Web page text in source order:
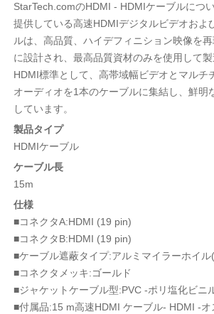
StarTech.comのHDMI - HDMIケーブルにつ
提供している高速HDMIデジタルビデオおよ
ルは、高品質、ハイデフィニション映像を
に設計され、最高品質資材のみを使用して製
HDMI標準として、高帯域幅ビデオとマルチ
オーディオを1本のケーブルに集結し、鮮明
しています。
製品タイプ
HDMIケーブル
ケーブル長
15m
仕様
■コネクタA:HDMI (19 pin)
■コネクタB:HDMI (19 pin)
■ケーブル遮蔽タイプ:アルミマイラーホイル
■コネクタメッキ:ゴールド
■ジャケットケーブル型:PVC -ポリ塩化ビニ
■付属品:15 m高速HDMI ケーブル- HDMI -オ